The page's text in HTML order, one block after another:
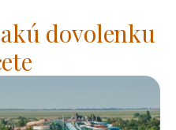
dovolenku